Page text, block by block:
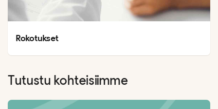
Rokotukset
Tutustu kohteisiimme